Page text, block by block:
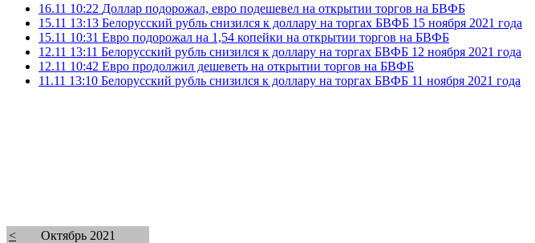
16.11 10:22 Доллар подорожал, евро подешевел на открытии торгов на БВФБ
15.11 13:13 Белорусский рубль снизился к доллару на торгах БВФБ 15 ноября 2021 года
15.11 10:31 Евро подорожал на 1,54 копейки на открытии торгов на БВФБ
12.11 13:11 Белорусский рубль снизился к доллару на торгах БВФБ 12 ноября 2021 года
12.11 10:42 Евро продолжил дешеветь на открытии торгов на БВФБ
11.11 13:10 Белорусский рубль снизился к доллару на торгах БВФБ 11 ноября 2021 года
<
Октябрь 2021